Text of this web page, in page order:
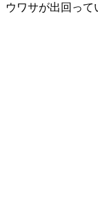
ウワサが出回って